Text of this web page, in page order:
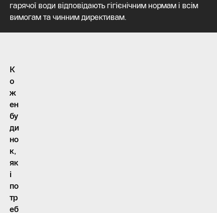
гарячої води відповідають гігієнічним нормам і всім
вимогам та чинним директивам.
К
о
ж
ен
бу
ди
но
к,
як
і
по
тр
еб